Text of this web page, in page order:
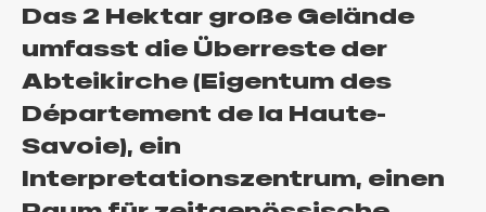
Das 2 Hektar große Gelände
umfasst die Überreste der
Abteikirche (Eigentum des
Département de la Haute-
Savoie), ein
Interpretationszentrum, einen